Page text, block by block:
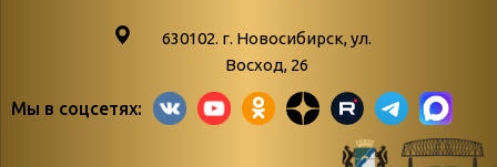
Библионочь – как ярмарка точь-в-
живые»
«Мне всё
630102. г. Новосибирск, ул.
Восход, 26
Мы в соцсетях: